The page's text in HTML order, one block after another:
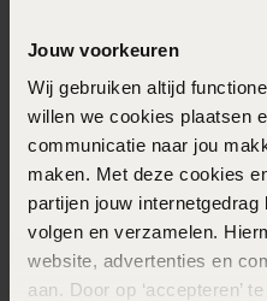
Jouw voorkeuren
Wij gebruiken altijd
willen we cookies plaatsen
communicatie naar jou
maken. Met deze cookies
partijen jouw
volgen en verzamelen.
website, advertenties en
aan. Door op ‘accepteren’
12-06-2024 - Carla T.
28-05-2024 - Iso
Mooi beertje van
jammer dat hij niet
kantelt snel, gat is te